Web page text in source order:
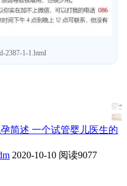
2387-1-1.html
简述 一个试管婴儿医生的
2020-10-10 阅读9077